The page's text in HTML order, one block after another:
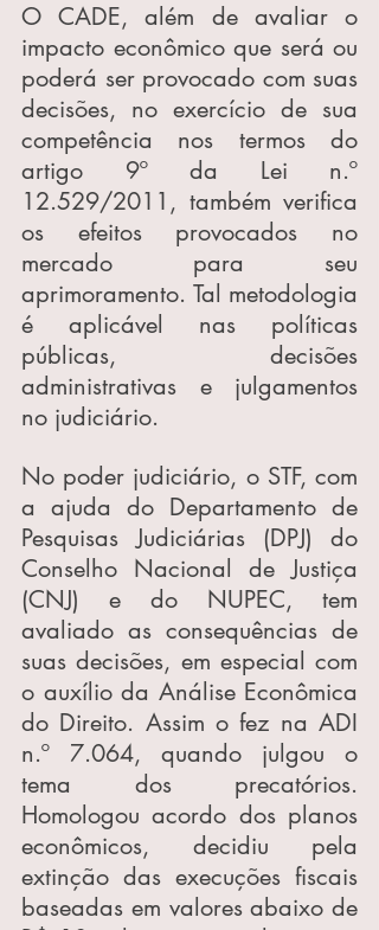
O CADE, além de avaliar o
impacto econômico que será ou
poderá ser provocado com suas
decisões, no exercício de sua
competência nos termos do
artigo 9º da Lei n.º
12.529/2011, também verifica
os efeitos provocados no
mercado para seu
aprimoramento. Tal metodologia
é aplicável nas políticas
públicas, decisões
administrativas e julgamentos
no judiciário.
No poder judiciário, o STF, com
a ajuda do Departamento de
Pesquisas Judiciárias (DPJ) do
Conselho Nacional de Justiça
(CNJ) e do NUPEC, tem
avaliado as consequências de
suas decisões, em especial com
o auxílio da Análise Econômica
do Direito. Assim o fez na ADI
n.º 7.064, quando julgou o
tema dos precatórios.
Homologou acordo dos planos
econômicos, decidiu pela
extinção das execuções fiscais
baseadas em valores abaixo de